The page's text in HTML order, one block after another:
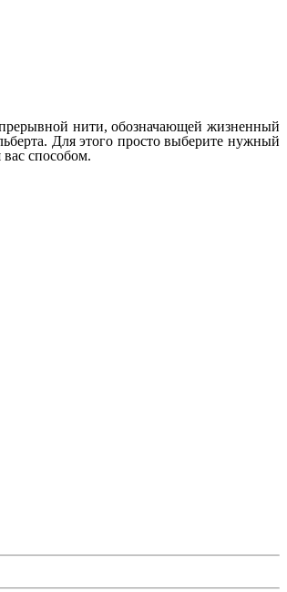
нити, обозначающей жизненный
Для этого просто выберите нужный
способом.